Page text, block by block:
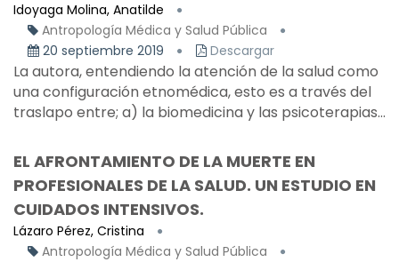
Idoyaga Molina, Anatilde
Antropología Médica y Salud Pública
20 septiembre 2019
Descargar
La autora, entendiendo la atención de la salud como
una configuración etnomédica, esto es a través del
traslapo entre; a) la biomedicina y las psicoterapias...
EL AFRONTAMIENTO DE LA MUERTE EN
PROFESIONALES DE LA SALUD. UN ESTUDIO EN
CUIDADOS INTENSIVOS.
Lázaro Pérez, Cristina
Antropología Médica y Salud Pública